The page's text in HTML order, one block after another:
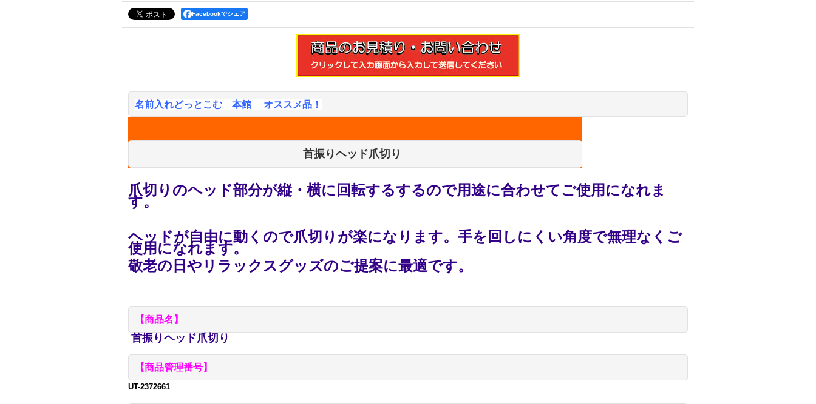
Facebookでシェア
名前入れどっとこむ 本館 オススメ品！
首振りヘッド爪切り
爪切りのヘッド部分が縦・横に回転するするので用途に合わせてご使用になれま
す。
ヘッドが自由に動くので爪切りが楽になります。手を回しにくい角度で無理なくご
使用になれます。
敬老の日やリラックスグッズのご提案に最適です。
【商品名】
首振りヘッド爪切り
【商品管理番号】
UT-2372661